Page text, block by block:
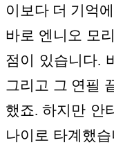
이보다 더 기억
바로 엔니오 모
점이 있습니다.
그리고 그 연필
했죠. 하지만 안
나이로 타계했